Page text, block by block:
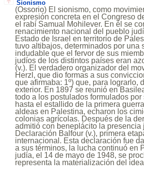
Sionismo
(Ossorio) El sionismo, como
expresión concreta en el Congreso
el rabí Samual Mohilever. En él se
renacimiento nacional del pueblo
Estado de Israel en territorio de
tuvo altibajos, determinados por una
indudable que el fervor de sus
judíos de los distintos países eran
(v.). El verdadero organizador del
Herzl, que dio formas a sus
que afirmaba: 1º) que, para
exterior. En 1897 se reunió en
todo a los postulados formulados
hasta el estallido de la primera
aldeas en Palestina, echaron los
colonias agrícolas. Después de la
admitió con beneplácito la
Declaración Balfour (v.), primera
internacional. Esta declaración fue
a sus términos, la lucha continuó en
judía, el 14 de mayo de 1948, se
representa la materialización del